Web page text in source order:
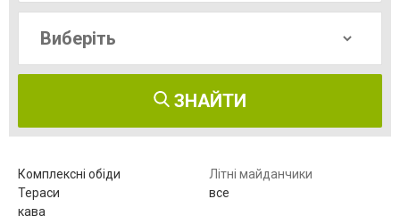
ЗНАЙТИ
Комплексні обіди
Літні майданчики
Тераси
все
кава